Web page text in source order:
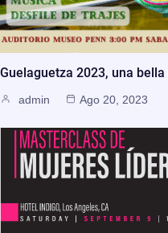
Guelaguetza 2023, una
admin Ago 20, 2023